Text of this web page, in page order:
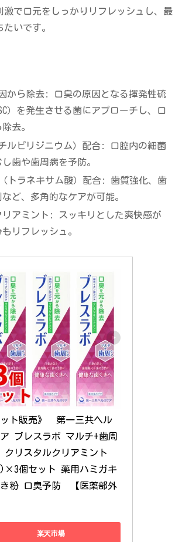
激で口元をしっかりリフレッシュし、最
いです。
から除去: 口臭の原因となる揮発性硫
）を発生させる菌にアプローチし、口
去。
チルピリジニウム）配合: 口腔内の細菌
歯や歯周病を予防。
（トラネキサム酸）配合: 歯質強化、歯
ど、多角的なケアが可能。
リアミント: スッキリとした爽快感が
リフレッシュ。
ット販売》　第一三共ヘル
ブレスラボ マルチ+歯周
クリスタルクリアミント
個セット 薬用ハミガキ
粉 口臭予防　【医薬部外
楽天市場